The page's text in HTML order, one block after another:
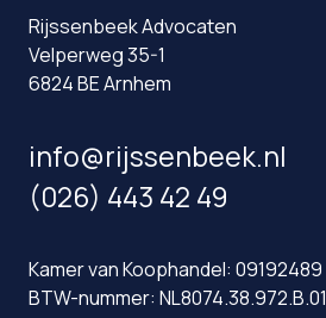
Rijssenbeek Advocaten
Velperweg 35-1
6824 BE Arnhem
info@rijssenbeek.nl
(026) 443 42 49
Kamer van Koophandel: 09192489
BTW-nummer: NL8074.38.972.B.01